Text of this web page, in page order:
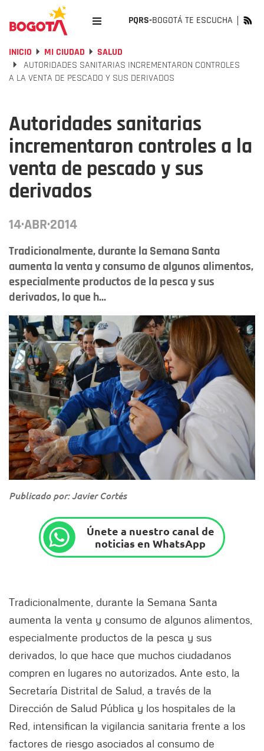
PQRS-BOGOTÁ TE ESCUCHA
INICIO MI CIUDAD
SALUD
AUTORIDADES SANITARIAS INCREMENTARON CONTROLES
A LA VENTA DE PESCADO Y SUS DERIVADOS
Autoridades sanitarias
incrementaron controles a la
venta de pescado y sus
derivados
14·ABR·2014
Tradicionalmente, durante la Semana Santa
aumenta la venta y consumo de algunos alimentos,
especialmente productos de la pesca y sus
derivados, lo que h...
Publicado por: Javier Cortés
Únete a nuestro canal de
noticias en WhatsApp
Tradicionalmente, durante la Semana Santa
aumenta la venta y consumo de algunos alimentos,
especialmente productos de la pesca y sus
derivados, lo que hace que muchos ciudadanos
compren en lugares no autorizados. Ante esto, la
Secretaría Distrital de Salud, a través de la
Dirección de Salud Pública y los hospitales de la
Red, intensifican la vigilancia sanitaria frente a los
factores de riesgo asociados al consumo de